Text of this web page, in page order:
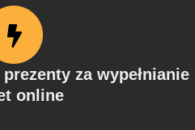
za wypełnianie
online